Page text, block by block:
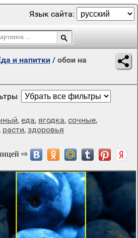
Язык сайта:
и напитки / обои на
, еда, ягодка, сочные,
, расти, здоровья